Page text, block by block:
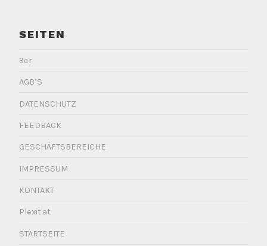
SEITEN
9er
AGB’S
DATENSCHUTZ
FEEDBACK
GESCHÄFTSBEREICHE
IMPRESSUM
KONTAKT
Plexit.at
STARTSEITE